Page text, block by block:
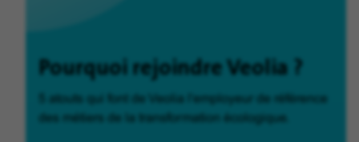
Pourquoi rejoindre Veolia ?
5 atouts qui font de Veolia l'employeur de référence
des métiers de la transformation écologique.